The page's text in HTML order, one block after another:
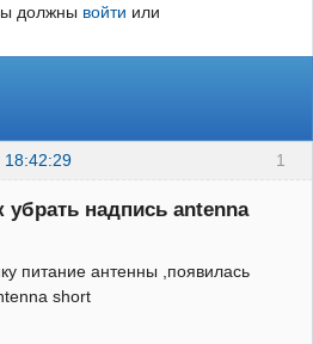
должны войти или
1
18:42:29
убрать надпись antenna
питание антенны ,появилась
short